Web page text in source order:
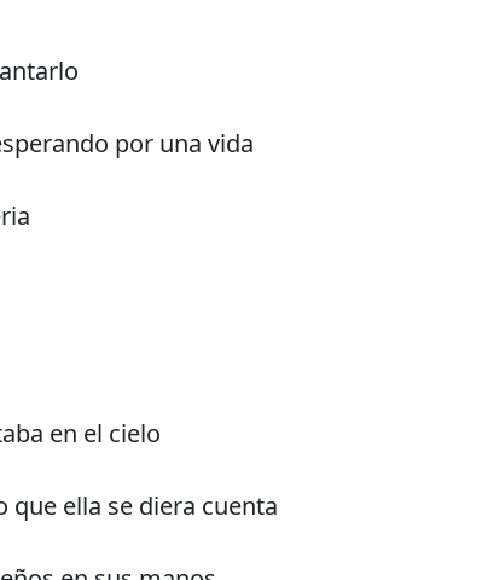
por una vida
en el cielo
que ella se diera cuenta